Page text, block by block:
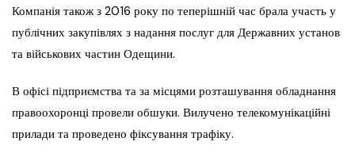
Компанія також з 2016 року по теперішній час брала участь у
публічних закупівлях з надання послуг для Державних установ
та військових частин Одещини.
В офісі підприємства та за місцями розташування обладнання
правоохоронці провели обшуки. Вилучено телекомунікаційні
прилади та проведено фіксування трафіку.